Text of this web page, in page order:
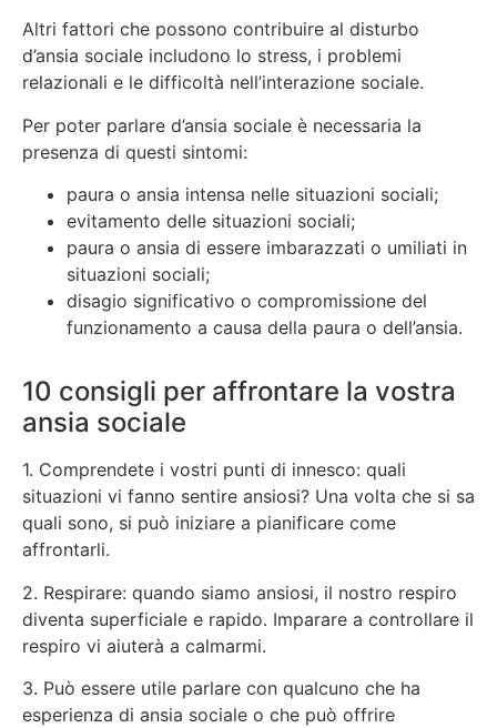
Altri fattori che possono contribuire al disturbo
d’ansia sociale includono lo stress, i problemi
relazionali e le difficoltà nell’interazione sociale.
Per poter parlare d’ansia sociale è necessaria la
presenza di questi sintomi:
paura o ansia intensa nelle situazioni sociali;
evitamento delle situazioni sociali;
paura o ansia di essere imbarazzati o umiliati in
situazioni sociali;
disagio significativo o compromissione del
funzionamento a causa della paura o dell’ansia.
10 consigli per affrontare la vostra
ansia sociale
1. Comprendete i vostri punti di innesco: quali
situazioni vi fanno sentire ansiosi? Una volta che si sa
quali sono, si può iniziare a pianificare come
affrontarli.
2. Respirare: quando siamo ansiosi, il nostro respiro
diventa superficiale e rapido. Imparare a controllare il
respiro vi aiuterà a calmarmi.
3. Può essere utile parlare con qualcuno che ha
esperienza di ansia sociale o che può offrire